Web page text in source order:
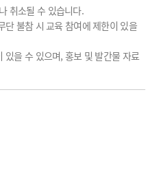
취소될 수 있습니다.
불참 시 교육 참여에 제한이 있을
을 수 있으며, 홍보 및 발간물 자료